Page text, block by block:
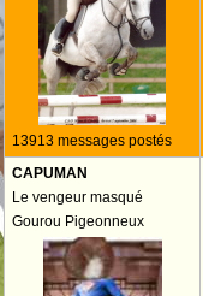
13913 messages postés
CAPUMAN
Le vengeur masqué
Gourou Pigeonneux